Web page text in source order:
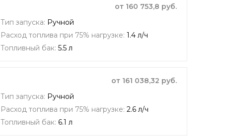
от 160 753,8 руб.
Тип запуска: Ручной
Расход топлива при 75% нагрузке: 1.4 л/ч
Топливный бак: 5.5 л
от 161 038,32 руб.
Тип запуска: Ручной
Расход топлива при 75% нагрузке: 2.6 л/ч
Топливный бак: 6.1 л